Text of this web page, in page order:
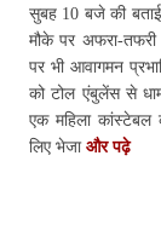
सुबह 10 बजे की
मौके पर अफरा-
पर भी आवागमन
को टोल एंबुलेंस से
एक महिला कांस्टेबल
लिए भेजा और पढ़े